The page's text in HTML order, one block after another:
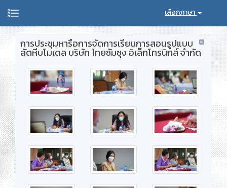
เลือกภาษา
การประชุมหารือการจัดการเรียนการสอนรูปแบบ
สัตหีบโมเดล บริษัท ไทยซัมซุง อิเล็กโทรนิกส์ จำกัด